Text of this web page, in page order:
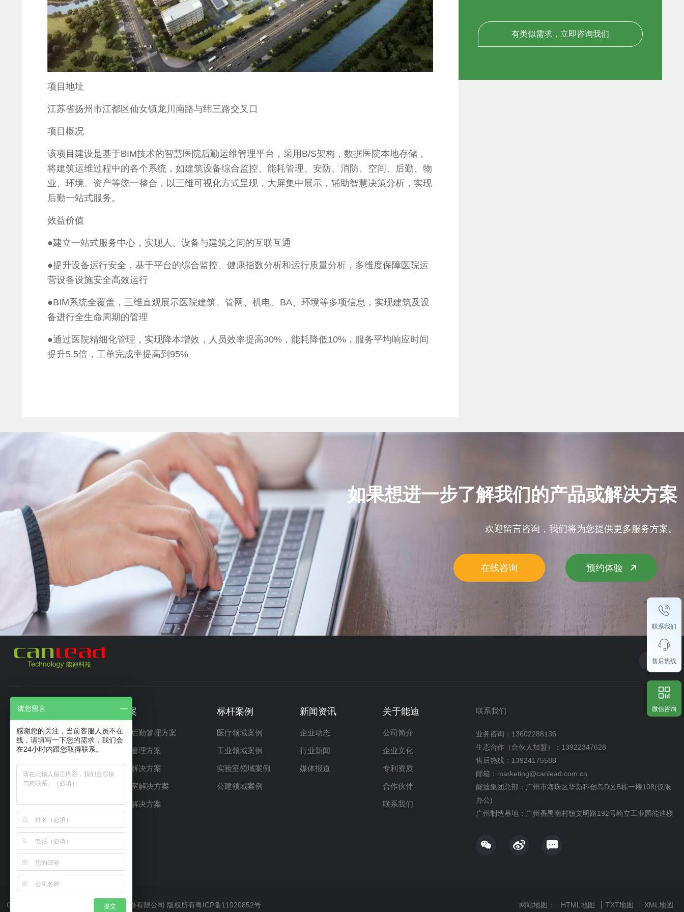
项目地址
江苏省扬州市江都区仙女镇龙川南路与纬三路交叉口
项目概况
该项目建设是基于BIM技术的智慧医院后勤运维管理平台，采用B/S架构，数据医院本地存储，
将建筑运维过程中的各个系统，如建筑设备综合监控、能耗管理、安防、消防、空间、后勤、物
业、环境、资产等统一整合，以三维可视化方式呈现，大屏集中展示，辅助智慧决策分析，实现
后勤一站式服务。
效益价值
●建立一站式服务中心，实现人、设备与建筑之间的互联互通
●提升设备运行安全，基于平台的综合监控、健康指数分析和运行质量分析，多维度保障医院运
营设备设施安全高效运行
●BIM系统全覆盖，三维直观展示医院建筑、管网、机电、BA、环境等多项信息，实现建筑及设
备进行全生命周期的管理
●通过医院精细化管理，实现降本增效，人员效率提高30%，能耗降低10%，服务平均响应时间
提升5.5倍，工单完成率提高到95%
有类似需求，立即咨询我们
如果想进一步了解我们的产品或解决方案
欢迎留言咨询，我们将为您提供更多服务方案。
在线咨询 预约体验
产品中心
硬件产品
软件产品
解决方案
智慧医院后勤管理方案
智能厂务管理方案
智慧园区解决方案
智慧实验室解决方案
能效管理解决方案
标杆案例
医疗领域案例
工业领域案例
实验室领域案例
公建领域案例
新闻资讯
企业动态
行业新闻
媒体报道
关于能迪
公司简介
企业文化
专利资质
合作伙伴
联系我们
联系我们
业务咨询：13602288136
生态合作（合伙人加盟）：13922347628
售后热线：13924175588
邮箱：marketing@canlead.com.cn
能迪集团总部：广州市海珠区华新科创岛D区B栋一楼108(仅限
办公)
广州制造基地：广州番禺南村镇文明路192号崎立工业园能迪楼
Copyright © 2021 广州能迪能源科技股份有限公司 版权所有粤ICP备11020852号 网站地图： HTML地图 TXT地图 XML地图
联系我们
售后热线
微信咨询
请您留言
感谢您的关注，当前客服人员不在
线，请填写一下您的需求，我们会
在24小时内跟您取得联系。
提交